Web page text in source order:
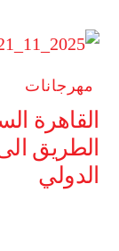
مهرجانات
القاهرة
الطريق
الدولي